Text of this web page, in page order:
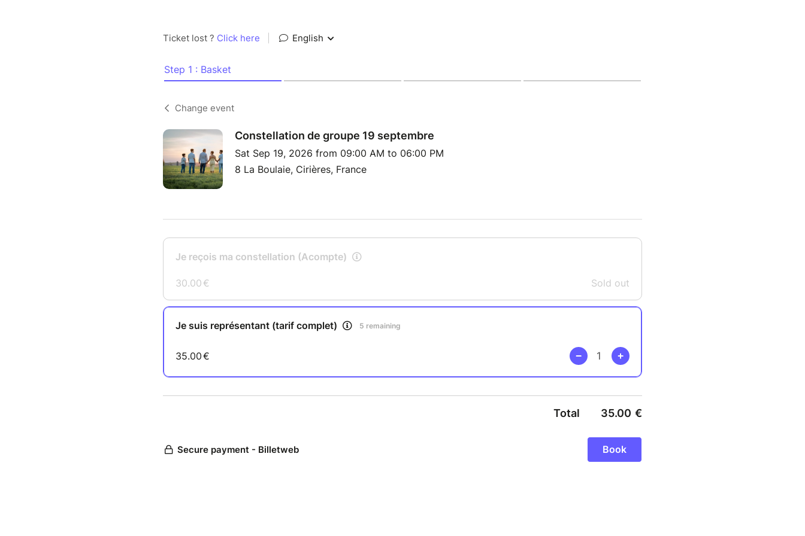
Ticket lost ? Click here English
Step 1 : Basket
Change event
Constellation de groupe 19 septembre
Sat Sep 19, 2026 from 09:00 AM to 06:00 PM
8 La Boulaie, Cirières, France
Je reçois ma constellation (Acompte)
30.00 € Sold out
Je suis représentant (tarif complet) 5 remaining
35.00€
Total 35.00 €
Secure payment - Billetweb